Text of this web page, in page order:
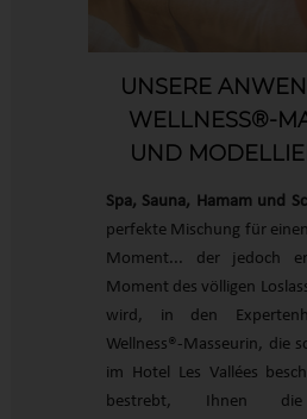
UNSERE
WELLNESS®-
UND
Spa, Sauna, Hamam und
perfekte Mischung für
Moment... der jedoch
Moment des völligen
wird, in den
Wellness®-Masseurin, die
im Hotel Les Vallées
bestrebt, Ihnen die